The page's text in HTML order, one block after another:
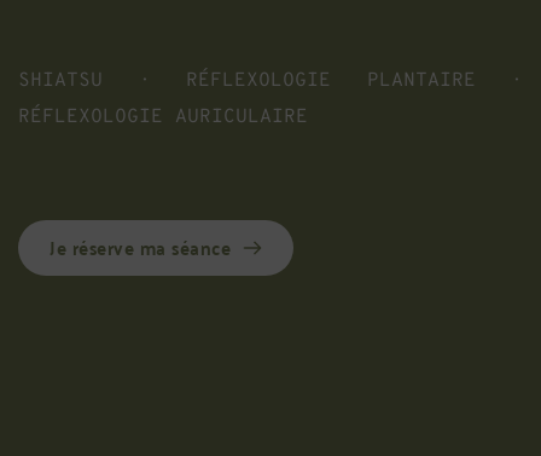
SHIATSU · RÉFLEXOLOGIE PLANTAIRE ·
RÉFLEXOLOGIE AURICULAIRE
Je réserve ma séance